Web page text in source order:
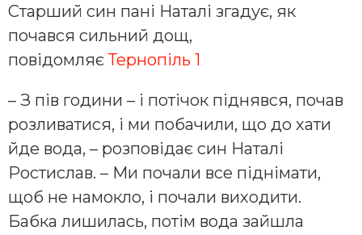
Старший син пані Наталі згадує, як
почався сильний дощ,
повідомляєТернопіль 1
– З пів години – і потічок піднявся, почав
розливатися, і ми побачили, що до хати
йде вода, – розповідає син Наталі
Ростислав. – Ми почали все піднімати,
щоб не намокло, і почали виходити.
Бабка лишилась, потім вода зайшла